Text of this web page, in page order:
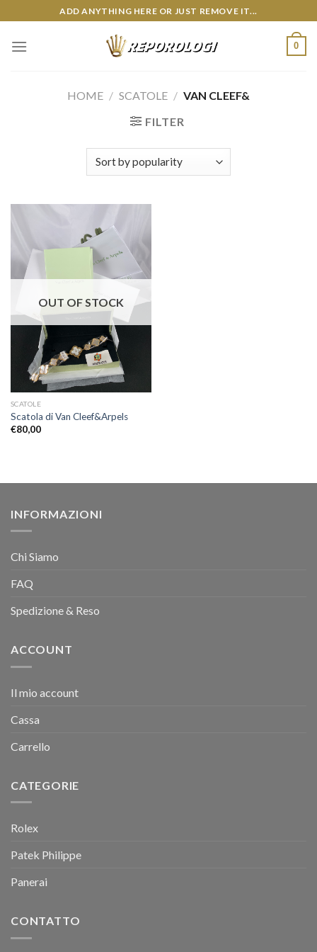
to
content
ADD ANYTHING HERE OR JUST REMOVE IT...
0
HOME / SCATOLE / VAN CLEEF&
FILTER
OUT OF STOCK
SCATOLE
Scatola di Van Cleef&Arpels
€80,00
INFORMAZIONI
Chi Siamo
FAQ
Spedizione & Reso
ACCOUNT
Il mio account
Cassa
Carrello
CATEGORIE
Rolex
Patek Philippe
Panerai
CONTATTO